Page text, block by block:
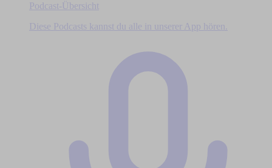
Podcast-Übersicht
Diese Podcasts kannst du alle in unserer App hören.